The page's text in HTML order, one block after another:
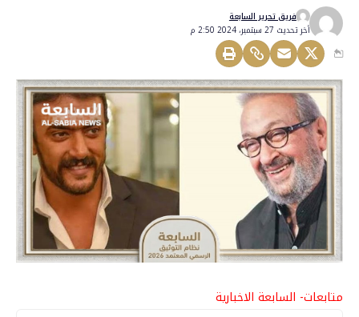
أخر تحديث 27 سبتمبر، 2024 2:50 م
فريق تحرير السابعة
متابعات- السابعة الاخبارية